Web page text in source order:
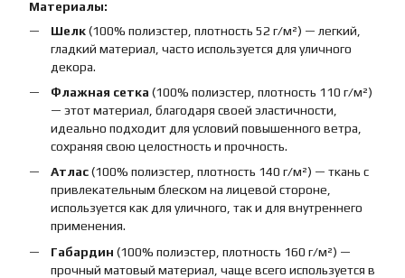
Материалы:
Шелк(100% полиэстер, плотность 52 г/м²) — легкий,
гладкий материал, часто используется для уличного
декора.
Флажная сетка (100% полиэстер, плотность 110 г/м²)
— этот материал, благодаря своей эластичности,
идеально подходит для условий повышенного ветра,
сохраняя свою целостность и прочность.
Атлас(100% полиэстер, плотность 140 г/м²) — ткань с
привлекательным блеском на лицевой стороне,
используется как для уличного, так и для внутреннего
применения.
Габардин (100% полиэстер, плотность 160 г/м²) —
прочный матовый материал, чаще всего используется в